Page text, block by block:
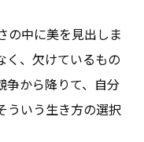
の中に美を見出しま
く、欠けているもの
争から降りて、自分
ういう生き方の選択